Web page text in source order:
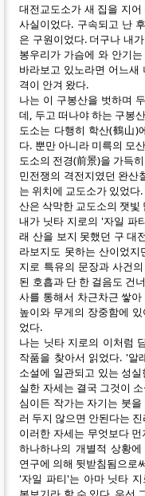
대전교도소가 새 집을 지
사실이었다. 구속되고 난
은 구원이었다. 더구나 내
봉우리가 가슴에 와 안기
바라보고 있노라면 어느
격이 안겨 왔다.
나는 이 구봉산을 벗하며
데, 두고 떠나야 하는 구봉
도소는 다행히 학산(鶴山)
다. 뿐만 아니라 미륵의 모
도소의 전경(前景)을 가득
민전쟁의 격전지였던 완산
는 위치에 교도소가 있었다.
산은 삭막한 교도소의 잿
내가 닛타 지로의 '자일 파
래 산을 보지 못했던 구 대
라보지도 못하는 산이었
지로 특유의 문장과 사건
된 호흡과 단 한 걸음도 건
사를 통해서 차근차근 쌓
높이와 무게의 장중함에
었다.
나는 닛타 지로의 이처럼
작품을 찾아서 읽었다. '알
소설에 일관되고 있는 성
실한 자세는 결국 그것이
심이든 작가는 자기는 붓
러 두지 않으면 안된다는
이러한 자세는 무엇보다
하나하나의 개별적 상황
연구에 의해 뒷받침됨으로
'자일 파티'는 아마 닛타